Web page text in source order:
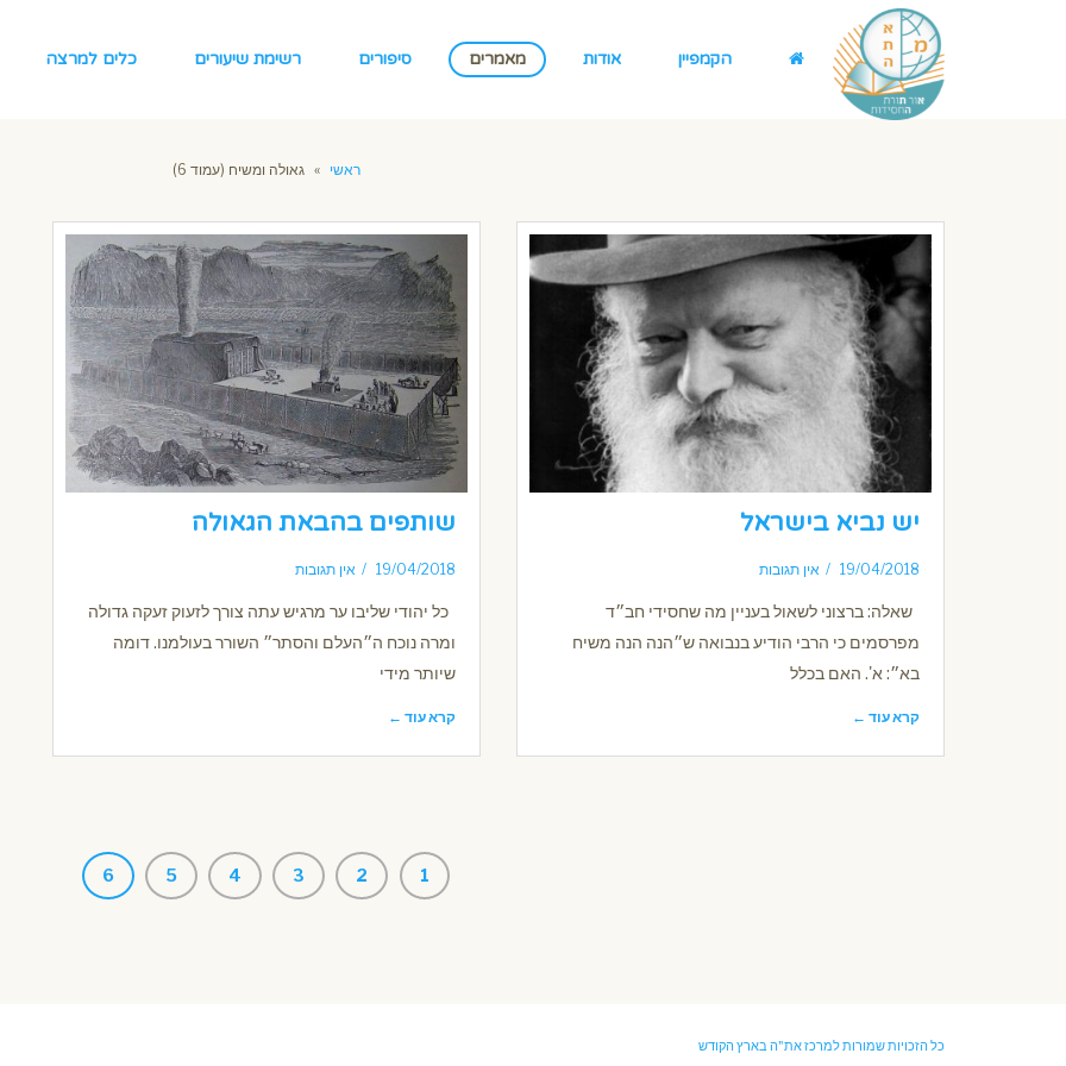
הקמפיין אודות מאמרים סיפורים רשימת שיעורים כלים למרצה
ראשי » גאולה ומשיח (עמוד 6)
יש נביא בישראל
19/04/2018 אין תגובות
שאלה: ברצוני לשאול בעניין מה שחסידי חב״ד
מפרסמים כי הרבי הודיע בנבואה ש״הנה הנה משיח
בא״: א'. האם בכלל
קרא עוד ←
שותפים בהבאת הגאולה
19/04/2018 אין תגובות
כל יהודי שליבו ער מרגיש עתה צורך לזעוק זעקה גדולה
ומרה נוכח ה״העלם והסתר״ השורר בעולמנו. דומה
שיותר מידי
קרא עוד ←
1
2
3
4
5
6
כל הזכויות שמורות למרכז את"ה בארץ הקודש